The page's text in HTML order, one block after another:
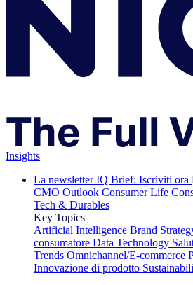
Insights
La newsletter IQ Brief: Iscriviti ora
CMO Outlook Consumer Life
Tech & Durables
Key Topics
Artificial Intelligence Brand
consumatore Data Technology
Trends Omnichannel/E-commerce
Innovazione di prodotto